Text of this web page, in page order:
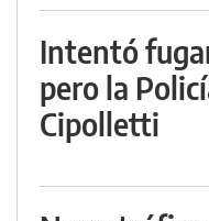
Intentó
pero la
Cipolletti